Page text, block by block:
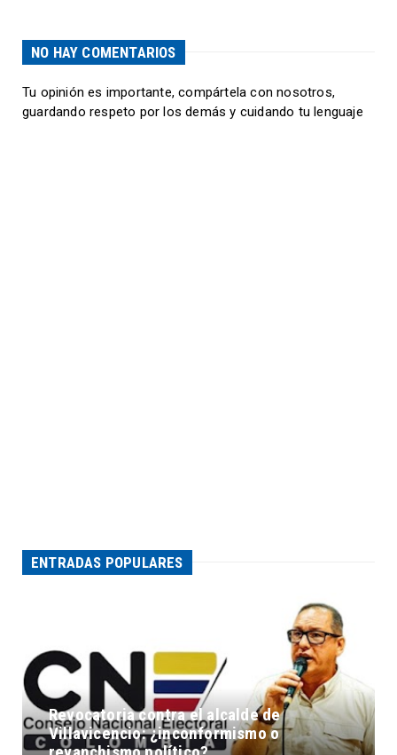
NO HAY COMENTARIOS
Tu opinión es importante, compártela con nosotros,
guardando respeto por los demás y cuidando tu lenguaje
ENTRADAS POPULARES
Revocatoria contra el alcalde de
Villavicencio: ¿inconformismo o